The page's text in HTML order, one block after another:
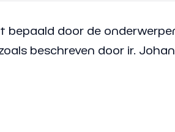
bepaald door de
beschreven door ir.